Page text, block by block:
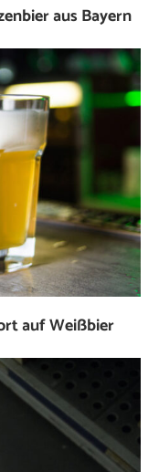
aus Bayern
auf Weißbier